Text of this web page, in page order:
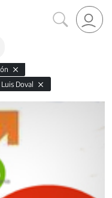
Luis Doval